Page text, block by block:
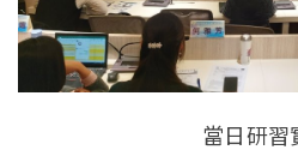
當日研習